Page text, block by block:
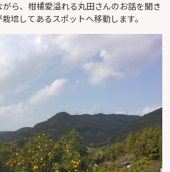
ら、柑橘愛溢れる丸田さんのお話を聞き
培してあるスポットへ移動します。